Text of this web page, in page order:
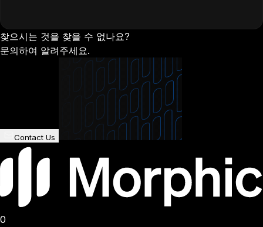
찾으시는 것을 찾을 수 없나요?
문의하여 알려주세요.
Contact Us
0